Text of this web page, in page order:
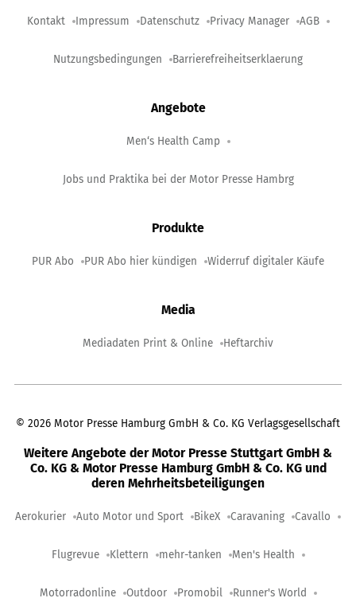
Kontakt Impressum Datenschutz Privacy Manager AGB
Nutzungsbedingungen Barrierefreiheitserklaerung
Angebote
Men‘s Health Camp
Jobs und Praktika bei der Motor Presse Hambrg
Produkte
PUR Abo PUR Abo hier kündigen Widerruf digitaler Käufe
Media
Mediadaten Print & Online Heftarchiv
© 2026 Motor Presse Hamburg GmbH & Co. KG Verlagsgesellschaft
Weitere Angebote der Motor Presse Stuttgart GmbH &
Co. KG & Motor Presse Hamburg GmbH & Co. KG und
deren Mehrheitsbeteiligungen
Aerokurier Auto Motor und Sport BikeX Caravaning Cavallo
Flugrevue Klettern mehr-tanken Men's Health
Motorradonline Outdoor Promobil Runner's World